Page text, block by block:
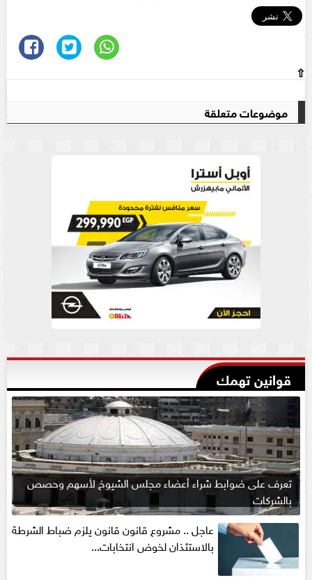
⇧
موضوعات متعلقة
قوانين تهمك
تعرف على ضوابط شراء أعضاء مجلس الشيوخ لأسهم وحصص
بالشركات
عاجل .. مشروع قانون قانون يلزم ضباط الشرطة
بالاستئذان لخوض انتخابات...